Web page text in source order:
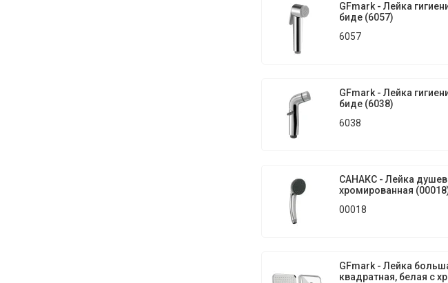
GFmark - Лейка
биде (6057)
6057
GFmark - Лейка
биде (6038)
6038
САНАКС - Лейка
хромированная
00018
GFmark - Лейка
квадратная, белая с